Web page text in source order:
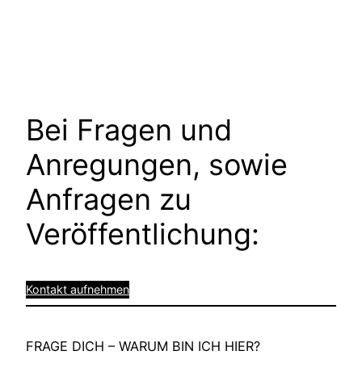
Bei Fragen und
Anregungen, sowie
Anfragen zu
Veröffentlichung:
Kontakt aufnehmen
FRAGE DICH – WARUM BIN ICH HIER?